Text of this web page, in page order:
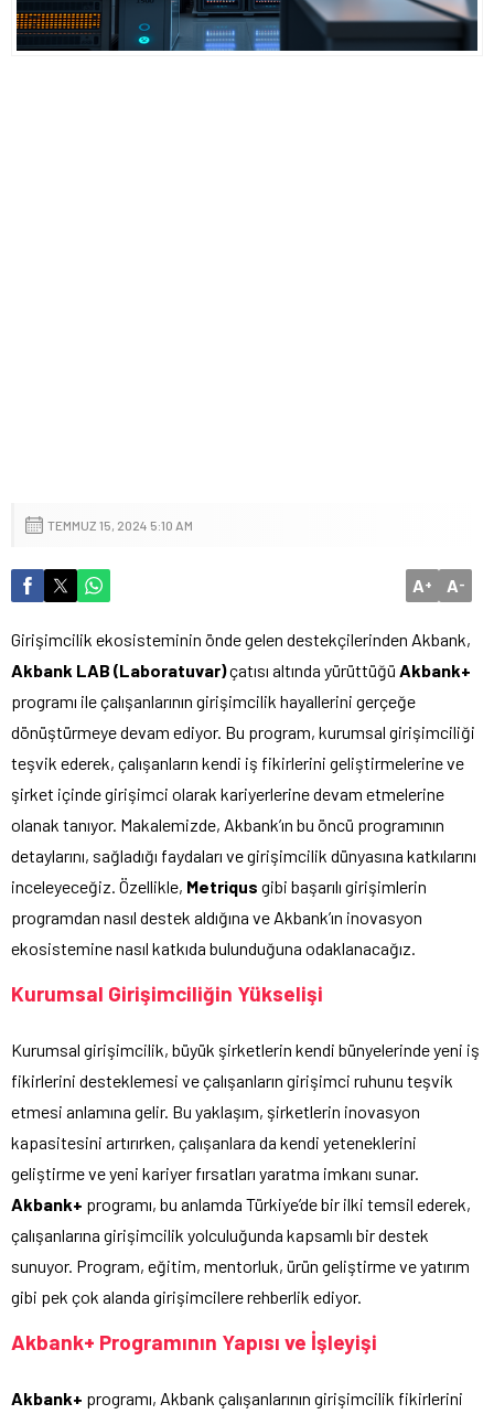
TEMMUZ 15, 2024 5:10 AM
A+ A-
Girişimcilik ekosisteminin önde gelen destekçilerinden Akbank,
Akbank LAB (Laboratuvar)çatısı altında yürüttüğü Akbank+
programı ile çalışanlarının girişimcilik hayallerini gerçeğe
dönüştürmeye devam ediyor. Bu program, kurumsal girişimciliği
teşvik ederek, çalışanların kendi iş fikirlerini geliştirmelerine ve
şirket içinde girişimci olarak kariyerlerine devam etmelerine
olanak tanıyor. Makalemizde, Akbank’ın bu öncü programının
detaylarını, sağladığı faydaları ve girişimcilik dünyasına katkılarını
inceleyeceğiz. Özellikle, Metriqus gibi başarılı girişimlerin
programdan nasıl destek aldığına ve Akbank’ın inovasyon
ekosistemine nasıl katkıda bulunduğuna odaklanacağız.
Kurumsal Girişimciliğin Yükselişi
Kurumsal girişimcilik, büyük şirketlerin kendi bünyelerinde yeni iş
fikirlerini desteklemesi ve çalışanların girişimci ruhunu teşvik
etmesi anlamına gelir. Bu yaklaşım, şirketlerin inovasyon
kapasitesini artırırken, çalışanlara da kendi yeteneklerini
geliştirme ve yeni kariyer fırsatları yaratma imkanı sunar.
Akbank+ programı, bu anlamda Türkiye’de bir ilki temsil ederek,
çalışanlarına girişimcilik yolculuğunda kapsamlı bir destek
sunuyor. Program, eğitim, mentorluk, ürün geliştirme ve yatırım
gibi pek çok alanda girişimcilere rehberlik ediyor.
Akbank+ Programının Yapısı ve İşleyişi
Akbank+ programı, Akbank çalışanlarının girişimcilik fikirlerini